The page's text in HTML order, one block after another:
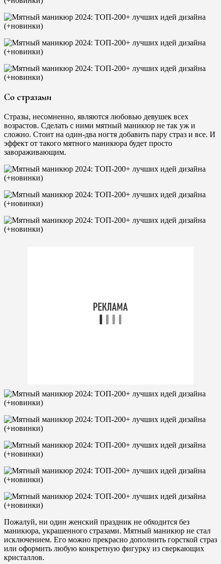
Со стразами
Стразы, несомненно, являются любовью девушек всех
возрастов. Сделать с ними мятный маникюр не так уж и
сложно. Стоит на один-два ногтя добавить пару страз и все. И
эффект от такого мятного маникюра будет просто
завораживающим.
Пожалуй, ни один женский праздник не обходится без
маникюра, украшенного стразами. Мятный маникюр не стал
исключением. Его можно прекрасно дополнить горсткой страз
или оформить любую конкретную фигурку из сверкающих
кристаллов.